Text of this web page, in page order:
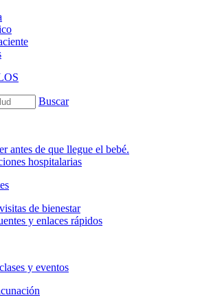
Buscar
antes de que llegue el bebé.
hospitalarias
de bienestar
y enlaces rápidos
y eventos